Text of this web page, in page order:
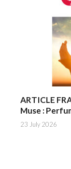
ARTICLE
Muse :
23 July 2026